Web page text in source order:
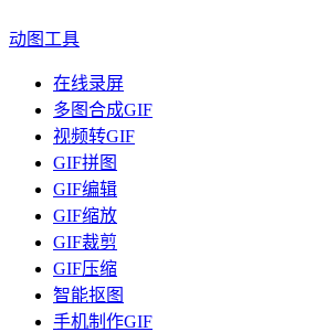
动图工具
在线录屏
多图合成GIF
视频转GIF
GIF拼图
GIF编辑
GIF缩放
GIF裁剪
GIF压缩
智能抠图
手机制作GIF